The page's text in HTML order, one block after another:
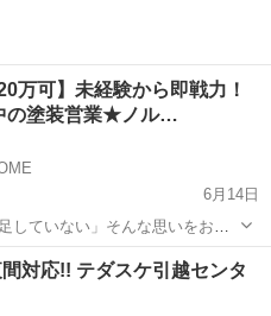
万可】未経験から即戦力！
の塗装営業★ノル…
6月14日
していない」そんな思いをお持
1ヶ月目で月収100万円を目指せ
ケ引越センタ